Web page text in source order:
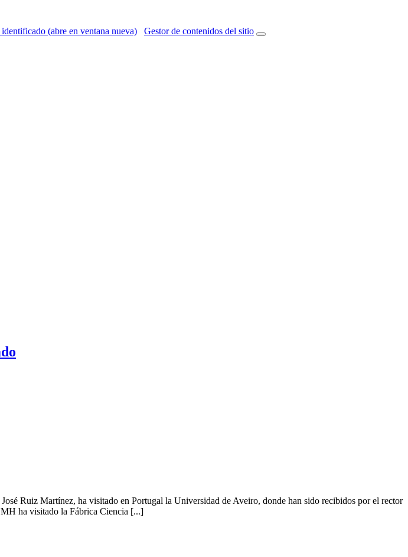
(abre en ventana nueva) Gestor de contenidos del sitio
Ruiz Martínez, ha visitado en Portugal la Universidad de Aveiro, donde han sido recibidos por el rector
ha visitado la Fábrica Ciencia [...]